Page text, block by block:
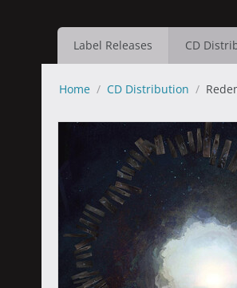
Label Releases CD
Home / CD Distribution /